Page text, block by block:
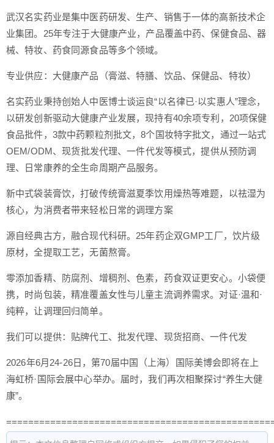
武汉名实药业是集中医药研发、生产、销售于一体的高新技术企
业集团。25年专注于大健康产业，产品覆盖中药、保健食品、器
械、特妆、药食同源食品等多个领域。
专业供应：大健康产品（膏滋、特膳、饮品、保健品、特妆）
名实药业秉持创始人中医博士谈运良“以名律已·以实惠人”理念，
以研发创新驱动大健康产业发展，现持有40余项专利，20项保健
食品批件，3款中药颗粒剂批文，8个国妆特字批文，通过一站式
OEM/ODM、现货批发代理、一件代发等模式，提供从预防调
理、日常康养的全生命周期产品服务。
新中式袋装膏饮，打破传统膏滋夏季饮用燥热等难题，以祛湿为
核心，为消费者带来轻松日常的调理方案
源自经典古方，融合现代科研。25年药企双GMP工厂，饮片级
原材，全提取工艺，无菌熬膏。
零添加香精、防腐剂、增稠剂、色素，药食双证更安心。小袋便
携，时尚包装，精准覆盖女性与儿童主流调养需求。对证·温和·
纯粹，让调理回归简单。
我们可以提供：贴牌代工、批发代理、现货招商、一件代发
2026年6月24-26日，第70届中国（上海）国际美博会即将在上
海虹桥·国际会展中心举办。届时，我们再次相聚探讨“养生大健
康”。